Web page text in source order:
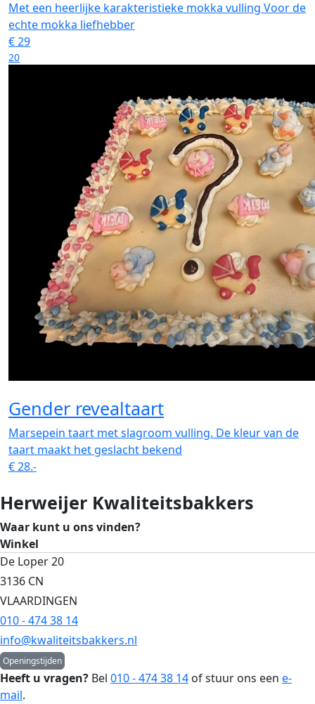
Met een heerlijke karakteristieke mokka vulling Voor de
echte mokka liefhebber
€29
20
Gender revealtaart
Marsepein taart met slagroom vulling. De kleur van de
taart maakt het geslacht bekend
€28.-
Herweijer Kwaliteitsbakkers
Waar kunt u ons vinden?
Winkel
De Loper 20
3136 CN
VLAARDINGEN
010 - 474 38 14
info@kwaliteitsbakkers.nl
Openingstijden
Heeft u vragen? Bel 010 - 474 38 14 of stuur ons een e-
mail.